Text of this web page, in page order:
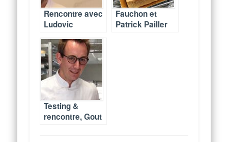
Rencontre avec
Ludovic
Chef pâtissier
de Gateaux
Thoumieux
(fermé depuis)
Fauchon et
Patrick Pailler
Testing &
rencontre, Gout